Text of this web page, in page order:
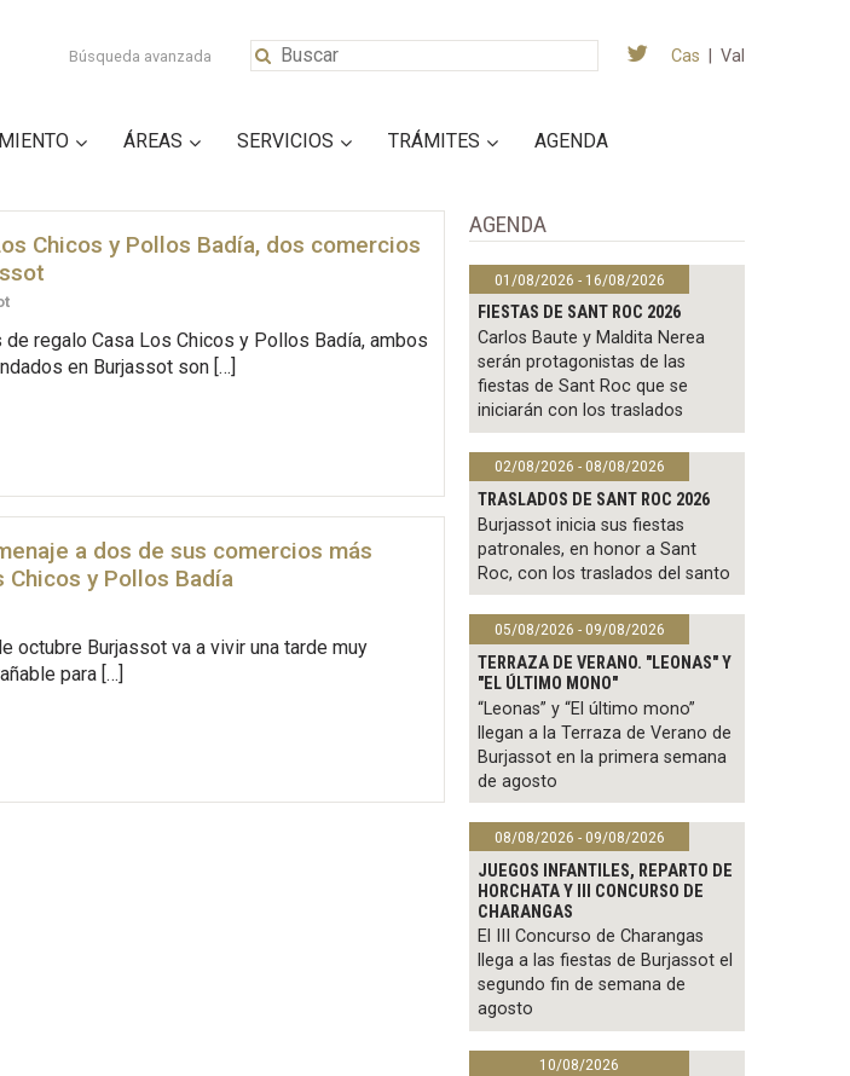
Búsqueda avanzada Cas Val
ÁREAS SERVICIOS TRÁMITES AGENDA
Chicos y Pollos Badía, dos comercios
de regalo Casa Los Chicos y Pollos Badía, ambos
en Burjassot son […]
a dos de sus comercios más
Chicos y Pollos Badía
octubre Burjassot va a vivir una tarde muy
para […]
AGENDA
01/08/2026 - 16/08/2026
FIESTAS DE SANT ROC 2026
Carlos Baute y Maldita Nerea
serán protagonistas de las
fiestas de Sant Roc que se
iniciarán con los traslados
02/08/2026 - 08/08/2026
TRASLADOS DE SANT ROC 2026
Burjassot inicia sus fiestas
patronales, en honor a Sant
Roc, con los traslados del santo
05/08/2026 - 09/08/2026
TERRAZA DE VERANO. "LEONAS" Y
"EL ÚLTIMO MONO"
“Leonas” y “El último mono”
llegan a la Terraza de Verano de
Burjassot en la primera semana
de agosto
08/08/2026 - 09/08/2026
JUEGOS INFANTILES, REPARTO DE
HORCHATA Y III CONCURSO DE
CHARANGAS
El III Concurso de Charangas
llega a las fiestas de Burjassot el
segundo fin de semana de
agosto
10/08/2026